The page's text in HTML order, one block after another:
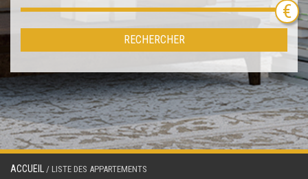
RECHERCHER
ACCUEIL / LISTE DES APPARTEMENTS